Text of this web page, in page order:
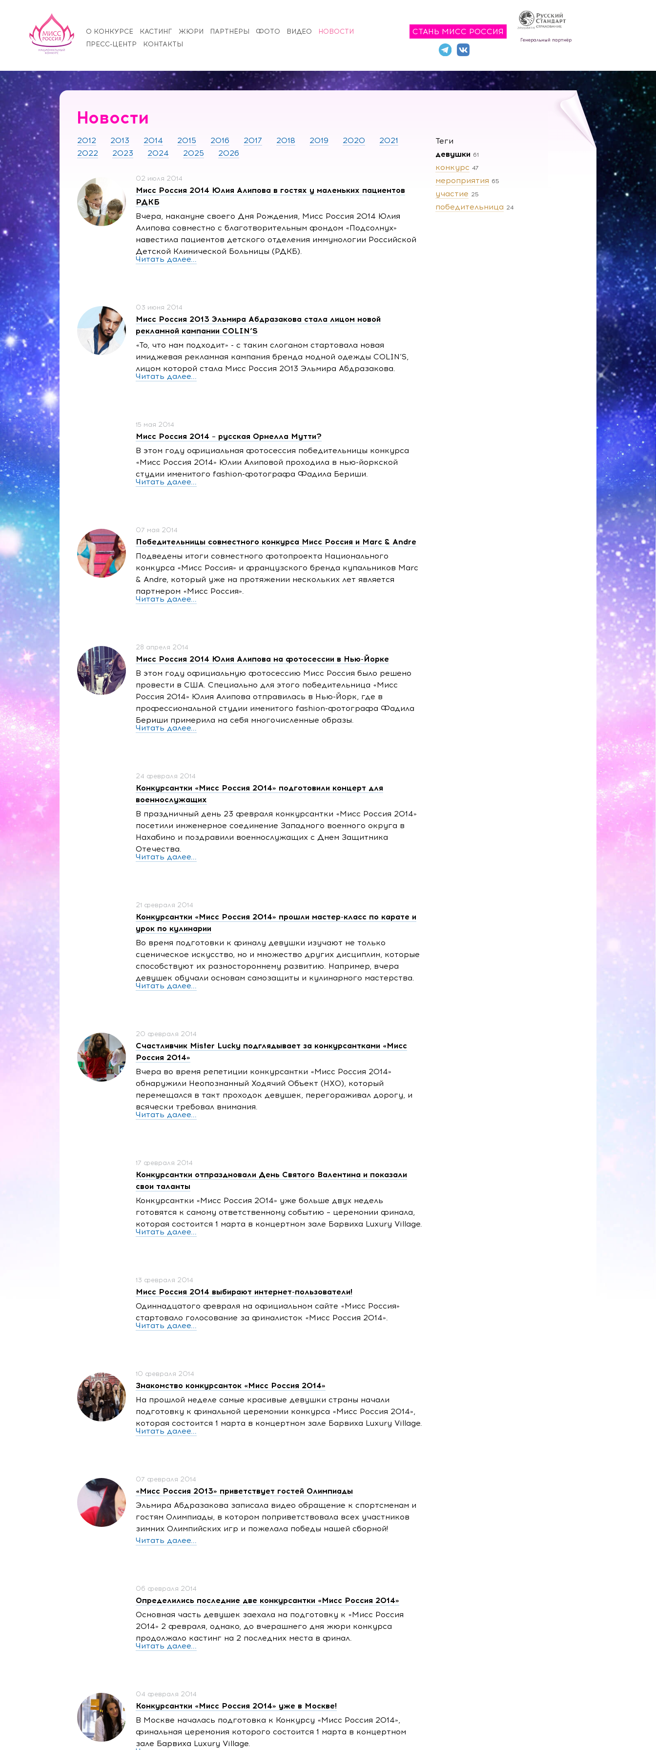
О КОНКУРСЕ КАСТИНГ ЖЮРИ ПАРТНЁРЫ ФОТО ВИДЕО
НОВОСТИ
ПРЕСС-ЦЕНТР
КОНТАКТЫ
СТАНЬ МИСС РОССИЯ
Генеральный партнёр
Новости
Теги
девушки 61
конкурс 47
мероприятия 65
участие 25
победительница 24
2012 2013 2014 2015 2016 2017 2018 2019 2020
2021
2022
2023 2024 2025 2026
02 июля 2014
Мисс Россия 2014 Юлия Алипова в гостях у маленьких пациентов
РДКБ
Вчера, накануне своего Дня Рождения, Мисс Россия 2014 Юлия
Алипова совместно с благотворительным фондом «Подсолнух»
навестила пациентов детского отделения иммунологии Российской
Детской Клинической Больницы (РДКБ).
Читать далее...
03 июня 2014
Мисс Россия 2013 Эльмира Абдразакова стала лицом новой
рекламной кампании COLIN’S
«То, что нам подходит» - с таким слоганом стартовала новая
имиджевая рекламная кампания бренда модной одежды COLIN’S,
лицом которой стала Мисс Россия 2013 Эльмира Абдразакова.
Читать далее...
15 мая 2014
Мисс Россия 2014 – русская Орнелла Мутти?
В этом году официальная фотосессия победительницы конкурса
«Мисс Россия 2014» Юлии Алиповой проходила в нью-йоркской
студии именитого fashion-фотографа Фадила Бериши.
Читать далее...
07 мая 2014
Победительницы совместного конкурса Мисс Россия и Marc & Andre
Подведены итоги совместного фотопроекта Национального
конкурса «Мисс Россия» и французского бренда купальников Marc
& Andre, который уже на протяжении нескольких лет является
партнером «Мисс Россия».
Читать далее...
28 апреля 2014
Мисс Россия 2014 Юлия Алипова на фотосессии в Нью-Йорке
В этом году официальную фотосессию Мисс Россия было решено
провести в США. Специально для этого победительница «Мисс
Россия 2014» Юлия Алипова отправилась в Нью-Йорк, где в
профессиональной студии именитого fashion-фотографа Фадила
Бериши примерила на себя многочисленные образы.
Читать далее...
24 февраля 2014
Конкурсантки «Мисс Россия 2014» подготовили концерт для
военнослужащих
В праздничный день 23 февраля конкурсантки «Мисс Россия 2014»
посетили инженерное соединение Западного военного округа в
Нахабино и поздравили военнослужащих с Днем Защитника
Отечества.
Читать далее...
21 февраля 2014
Конкурсантки «Мисс Россия 2014» прошли мастер-класс по карате и
урок по кулинарии
Во время подготовки к финалу девушки изучают не только
сценическое искусство, но и множество других дисциплин, которые
способствуют их разностороннему развитию. Например, вчера
девушек обучали основам самозащиты и кулинарного мастерства.
Читать далее...
20 февраля 2014
Счастливчик Mister Lucky подглядывает за конкурсантками «Мисс
Россия 2014»
Вчера во время репетиции конкурсантки «Мисс Россия 2014»
обнаружили Неопознанный Ходячий Объект (НХО), который
перемещался в такт проходок девушек, перегораживал дорогу, и
всячески требовал внимания.
Читать далее...
17 февраля 2014
Конкурсантки отпраздновали День Святого Валентина и показали
свои таланты
Конкурсантки «Мисс Россия 2014» уже больше двух недель
готовятся к самому ответственному событию – церемонии финала,
которая состоится 1 марта в концертном зале Барвиха Luxury Village.
Читать далее...
13 февраля 2014
Мисс Россия 2014 выбирают интернет-пользователи!
Одиннадцатого февраля на официальном сайте «Мисс Россия»
стартовало голосование за финалисток «Мисс Россия 2014».
Читать далее...
10 февраля 2014
Знакомство конкурсанток «Мисс Россия 2014»
На прошлой неделе самые красивые девушки страны начали
подготовку к финальной церемонии конкурса «Мисс Россия 2014»,
которая состоится 1 марта в концертном зале Барвиха Luxury Village.
Читать далее...
07 февраля 2014
«Мисс Россия 2013» приветствует гостей Олимпиады
Эльмира Абдразакова записала видео обращение к спортсменам и
гостям Олимпиады, в котором поприветствовала всех участников
зимних Олимпийских игр и пожелала победы нашей сборной!
Читать далее...
06 февраля 2014
Определились последние две конкурсантки «Мисс Россия 2014»
Основная часть девушек заехала на подготовку к «Мисс Россия
2014» 2 февраля, однако, до вчерашнего дня жюри конкурса
продолжало кастинг на 2 последних места в финал.
Читать далее...
04 февраля 2014
Конкурсантки «Мисс Россия 2014» уже в Москве!
В Москве началась подготовка к Конкурсу «Мисс Россия 2014»,
финальная церемония которого состоится 1 марта в концертном
зале Барвиха Luxury Village.